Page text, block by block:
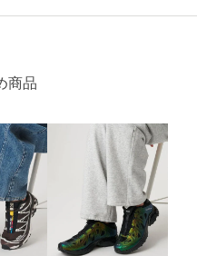
い
しました。 ピンク色が思っ
商品